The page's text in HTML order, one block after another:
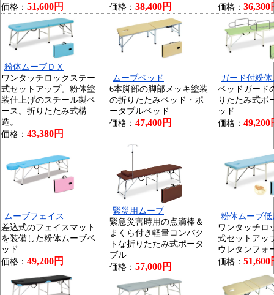
価格： 51,600円
価格： 38,400円
価格： 36,300
粉体ムーブＤＸ
ワンタッチロックステー
式セットアップ。粉体塗
装仕上げのスチール製ベ
ース。折りたたみ式構
造。
価格： 43,380円
ムーブベッド
6本脚部の脚部メッキ塗装
の折りたたみベッド・ポ
ータブルベッド
価格： 47,400円
ガード付粉
ベッドガード
りたたみ式ポ
ッド
価格： 49,200
ムーブフェイス
差込式のフェイスマット
を装備した粉体ムーブベ
ッド
価格： 49,200円
緊災用ムーブ
緊急災害時用の点滴棒＆
まくら付き軽量コンパク
トな折りたたみ式ポータ
ブル
価格： 57,000円
粉体ムーブ低
ワンタッチロ
式セットアッ
ウレタンフォ
価格： 51,600